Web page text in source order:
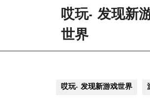
哎玩- 发现新
世界
哎玩- 发现新游戏世界